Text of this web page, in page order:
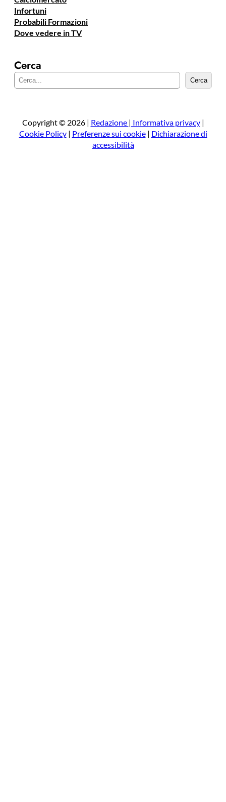
Infortuni
Probabili Formazioni
Dove vedere in TV
Cerca
e
a
Cerca
Copyright © 2026 | Redazione | Informativa privacy|
Cookie Policy| Preferenze sui cookie| Dichiarazione di
accessibilità